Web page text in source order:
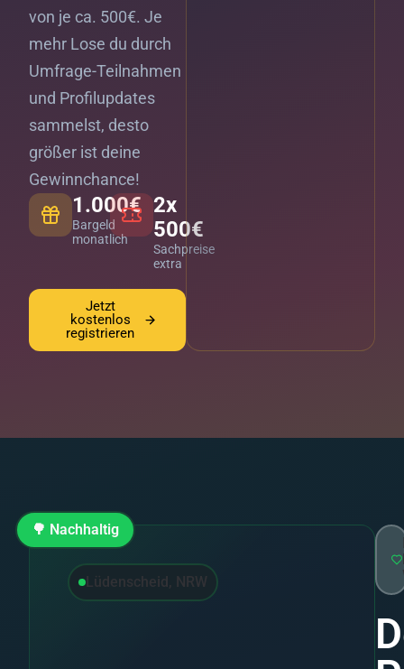
von je ca. 500€. Je
mehr Lose du durch
Umfrage-Teilnahmen
und Profilupdates
sammelst, desto
größer ist deine
Gewinnchance!
1.000€
Bargeld
monatlich
2x
500€
Sachpreise
extra
Jetzt
kostenlos
registrieren
Lüdenscheid, NRW
🌳 Nachhaltig